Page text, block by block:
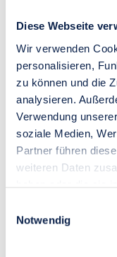
Diese Webseite
Wir verwenden
personalisieren,
zu können und die
analysieren.
Verwendung
soziale Medien,
Partner führen
weiteren Daten
haben oder die sie
Notwendig
Akut
Kurzfristige
- Zweite
- Beratung
-